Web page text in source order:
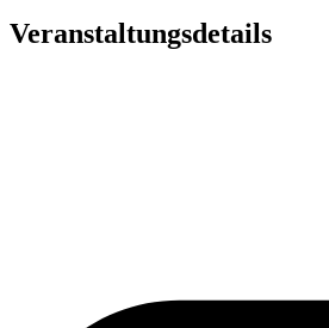
Veranstaltungsdetails